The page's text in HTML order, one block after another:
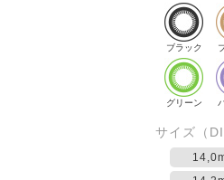
ブラック
グリーン
サイズ（